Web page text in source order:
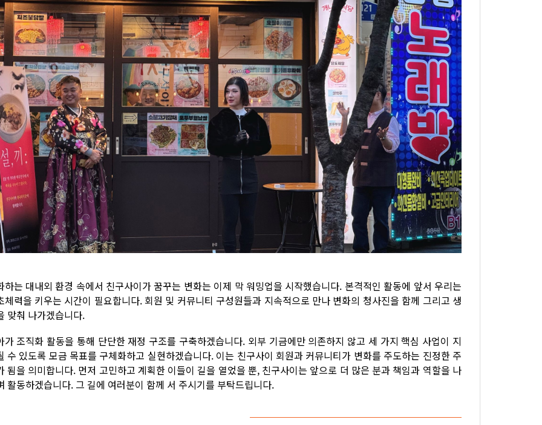
하는 대내외 환경 속에서 친구사이가 꿈꾸는 변화는 이제 막 워밍업을 시작했습니다. 본격적인 활동에 앞서 우리는
체력을 키우는 시간이 필요합니다. 회원 및 커뮤니티 구성원들과 지속적으로 만나 변화의 청사진을 함께 그리고 생
맞춰 나가겠습니다.
가 조직화 활동을 통해 단단한 재정 구조를 구축하겠습니다. 외부 기금에만 의존하지 않고 세 가지 핵심 사업이 지
수 있도록 모금 목표를 구체화하고 실현하겠습니다. 이는 친구사이 회원과 커뮤니티가 변화를 주도하는 진정한 주
됨을 의미합니다. 먼저 고민하고 계획한 이들이 길을 열었을 뿐, 친구사이는 앞으로 더 많은 분과 책임과 역할을 나
활동하겠습니다. 그 길에 여러분이 함께 서 주시기를 부탁드립니다.